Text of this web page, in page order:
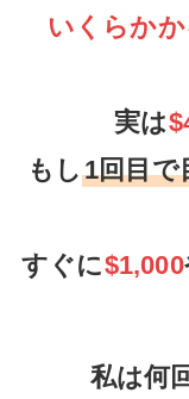
いくらか
実は
もし1回目で
すぐに$1,000
私は何